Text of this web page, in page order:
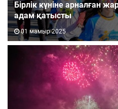
Бірлік күніне арналған
адам қатысты
01 мамыр 2025